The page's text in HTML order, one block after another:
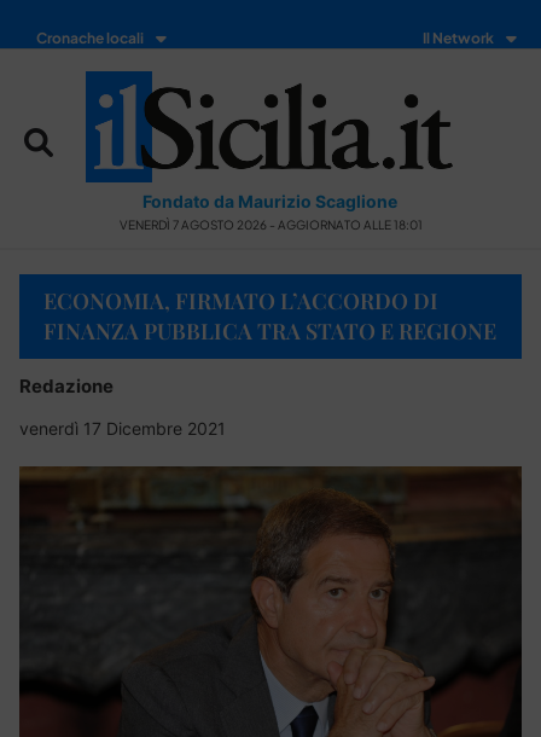
Cronache locali Il Network
Fondato da Maurizio Scaglione
VENERDÌ 7 AGOSTO 2026 - AGGIORNATO ALLE 18:01
ECONOMIA, FIRMATO L’ACCORDO DI
FINANZA PUBBLICA TRA STATO E REGIONE
Redazione
venerdì 17 Dicembre 2021